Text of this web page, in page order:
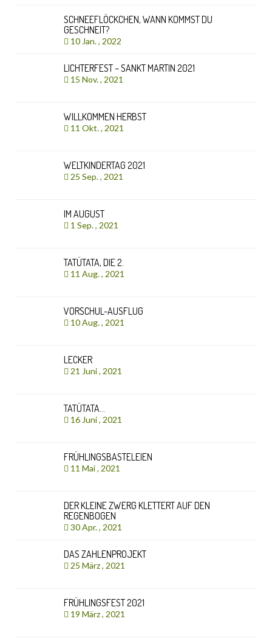
SCHNEEFLÖCKCHEN, WANN KOMMST DU
GESCHNEIT?
10 Jan. , 2022
LICHTERFEST – SANKT MARTIN 2021
15 Nov. , 2021
WILLKOMMEN HERBST
11 Okt. , 2021
WELTKINDERTAG 2021
25 Sep. , 2021
IM AUGUST
1 Sep. , 2021
TATÜTATA, DIE 2.
11 Aug. , 2021
VORSCHUL-AUSFLUG
10 Aug. , 2021
LECKER
21 Juni , 2021
TATÜTATA…
16 Juni , 2021
FRÜHLINGSBASTELEIEN
11 Mai , 2021
DER KLEINE ZWERG KLETTERT AUF DEN
REGENBOGEN
30 Apr. , 2021
DAS ZAHLENPROJEKT
25 März , 2021
FRÜHLINGSFEST 2021
19 März , 2021